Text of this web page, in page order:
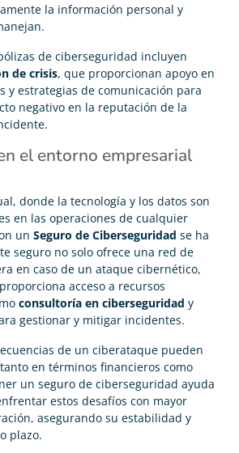
la información personal y
de ciberseguridad incluyen
de crisis, que proporcionan apoyo en
y estrategias de comunicación para
negativo en la reputación de la
el entorno empresarial
donde la tecnología y los datos son
en las operaciones de cualquier
un Seguro de Ciberseguridad se ha
seguro no solo ofrece una red de
en caso de un ataque cibernético,
acceso a recursos
consultoría en ciberseguridad y
gestionar y mitigar incidentes.
de un ciberataque pueden
en términos financieros como
un seguro de ciberseguridad ayuda
estos desafíos con mayor
asegurando su estabilidad y
plazo.